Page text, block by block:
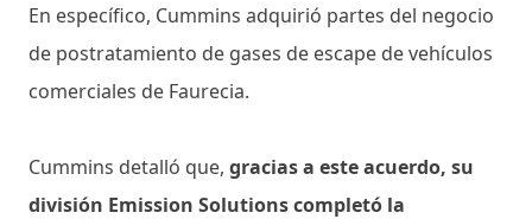
En específico, Cummins adquirió partes del negocio
de postratamiento de gases de escape de vehículos
comerciales de Faurecia.
Cummins detalló que, gracias a este acuerdo, su
división Emission Solutions completó la